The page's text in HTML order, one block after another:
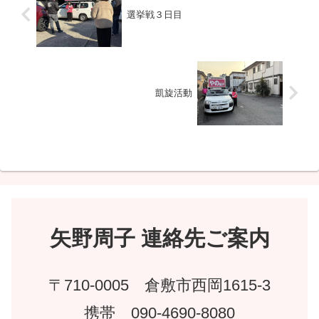
選挙戦３日目
凱旋活動
矢野周子 連絡先ご案内
〒710-0005 倉敷市西岡1615-3
携帯 090-4690-8080